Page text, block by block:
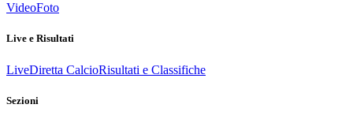
VideoFoto
Live e Risultati
LiveDiretta CalcioRisultati e Classifiche
Sezioni